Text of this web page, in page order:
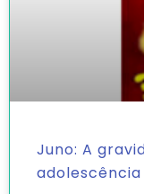
Juno: A
adolescência